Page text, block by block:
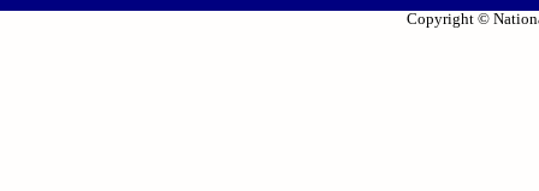
Copyright ©